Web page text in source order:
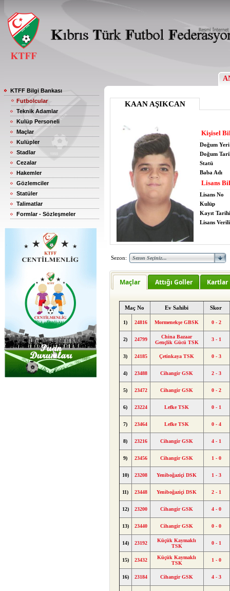
KTFF Bilgi Bankası
Futbolcular
Teknik Adamlar
Kulüp Personeli
Maçlar
Kulüpler
Stadlar
Cezalar
Hakemler
Gözlemciler
Statüler
Talimatlar
Formlar - Sözleşmeler
KAAN AŞIKCAN
Kişisel
Doğum Yeri
Doğum
Statü
Baba Adı
Lisans
Lisans No
Kulüp
Kayıt Tarihi
Lisans
Sezon:
Maçlar Attığı Goller Kartlar
Maç No Ev Sahibi Skor
1) 24816 Mormenekşe GBSK 0 - 2
2) 24799
China Bazaar
Gençlik Gücü TSK
3 - 1
3) 24185 Çetinkaya TSK 0 - 3
4) 23488 Cihangir GSK 2 - 3
5) 23472 Cihangir GSK 0 - 2
6) 23224 Lefke TSK 0 - 1
7) 23464 Lefke TSK 0 - 4
8) 23216 Cihangir GSK 4 - 1
9) 23456 Cihangir GSK 1 - 0
10) 23208 Yeniboğaziçi DSK 1 - 3
11) 23448 Yeniboğaziçi DSK 2 - 1
12) 23200 Cihangir GSK 4 - 0
13) 23440 Cihangir GSK 0 - 0
14) 23192
Küçük Kaymaklı
TSK
0 - 1
15) 23432
Küçük Kaymaklı
TSK
1 - 0
16) 23184 Cihangir GSK 4 - 3